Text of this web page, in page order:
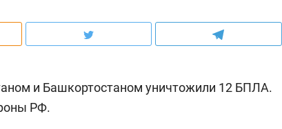
и Башкортостаном уничтожили 12 БПЛА.
РФ.